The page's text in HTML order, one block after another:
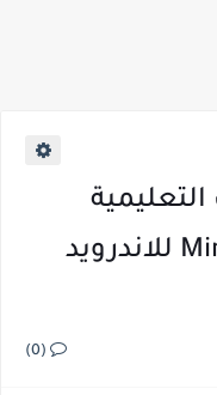
Minecraft Education 2026 للاندرويد
(0)